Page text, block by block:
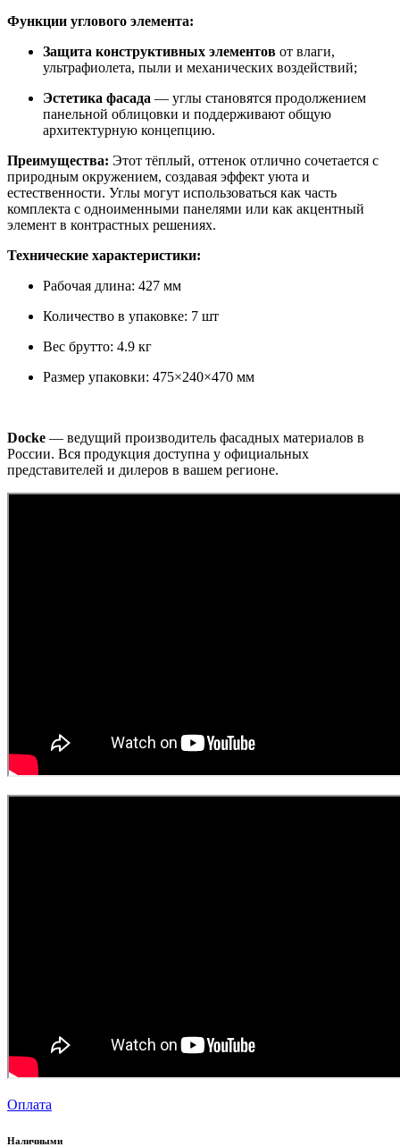
Функции углового элемента:
Защита конструктивных элементов от влаги,
ультрафиолета, пыли и механических воздействий;
Эстетика фасада — углы становятся продолжением
панельной облицовки и поддерживают общую
архитектурную концепцию.
Преимущества: Этот тёплый, оттенок отлично сочетается с
природным окружением, создавая эффект уюта и
естественности. Углы могут использоваться как часть
комплекта с одноименными панелями или как акцентный
элемент в контрастных решениях.
Технические характеристики:
Рабочая длина: 427 мм
Количество в упаковке: 7 шт
Вес брутто: 4.9 кг
Размер упаковки: 475×240×470 мм
Docke — ведущий производитель фасадных материалов в
России. Вся продукция доступна у официальных
представителей и дилеров в вашем регионе.
Оплата
Наличными